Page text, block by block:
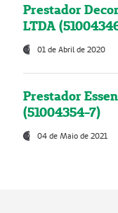
Prestador
LTDA
01 de Abril de 2020
Prestador
(51004354-7)
04 de Maio de 2021